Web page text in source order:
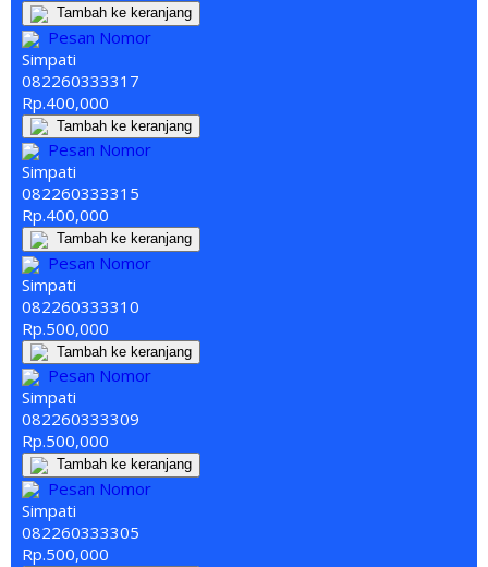
Tambah ke keranjang
Pesan Nomor
Simpati
082260333317
Rp.400,000
Tambah ke keranjang
Pesan Nomor
Simpati
082260333315
Rp.400,000
Tambah ke keranjang
Pesan Nomor
Simpati
082260333310
Rp.500,000
Tambah ke keranjang
Pesan Nomor
Simpati
082260333309
Rp.500,000
Tambah ke keranjang
Pesan Nomor
Simpati
082260333305
Rp.500,000